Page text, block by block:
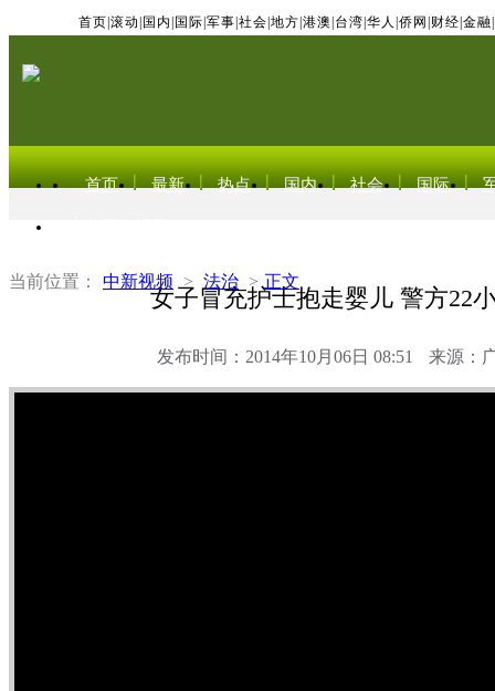
首页 滚动 国内 国际 军事 社会 地方 港澳 台湾 华人 侨网 财经 金融
首页 最新 热点 国内 社会 国际
当前位置： 中新视频 > 法治 > 正文
女子冒充护士抱走婴儿 警方22
发布时间：2014年10月06日 08:51 来源：